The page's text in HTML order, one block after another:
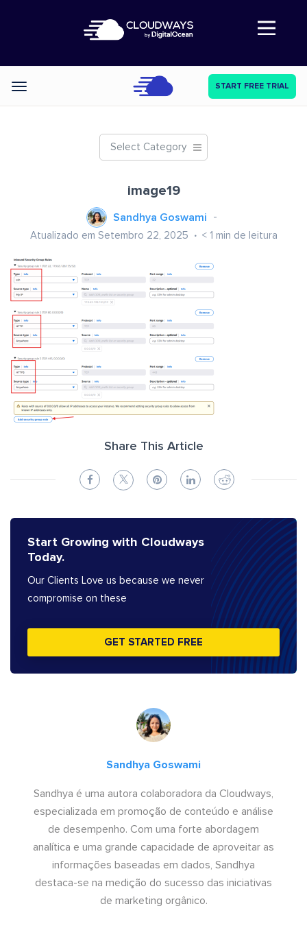
Abre a navegação
Categories START FREE TRIAL
Select Category
image19
Sandhya Goswami
Atualizado em Setembro 22, 2025 < 1 min de leitura
Share This Article
Start Growing with Cloudways
Today.
Our Clients Love us because we never
compromise on these
GET STARTED FREE
Sandhya Goswami
Sandhya é uma autora colaboradora da Cloudways,
especializada em promoção de conteúdo e análise
de desempenho. Com uma forte abordagem
analítica e uma grande capacidade de aproveitar as
informações baseadas em dados, Sandhya
destaca-se na medição do sucesso das iniciativas
de marketing orgânico.